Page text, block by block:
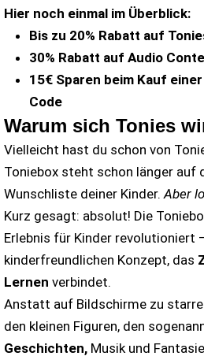
Hier noch einmal im Überblick:
Bis zu 20% Rabatt auf
30% Rabatt auf Audio
15€ Sparen beim Kauf
Code
Warum sich Tonies
Vielleicht hast du schon von
Toniebox steht schon länger auf
Wunschliste deiner Kinder.Aber
Kurz gesagt: absolut! Die
Erlebnis für Kinder revolutioniert
kinderfreundlichen Konzept, das
Lernen verbindet.
Anstatt auf Bildschirme zu
den kleinen Figuren, den
Geschichten, Musik und